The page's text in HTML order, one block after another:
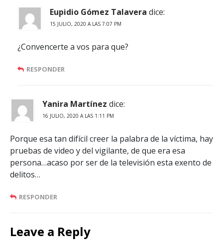
Eupidio Gómez Talavera dice:
15 JULIO, 2020 A LAS 7:07 PM
¿Convencerte a vos para que?
RESPONDER
Yanira Martínez dice:
16 JULIO, 2020 A LAS 1:11 PM
Porque esa tan difícil creer la palabra de la víctima, hay
pruebas de video y del vigilante, de que era esa
persona…acaso por ser de la televisión esta exento de
delitos…
RESPONDER
Leave a Reply